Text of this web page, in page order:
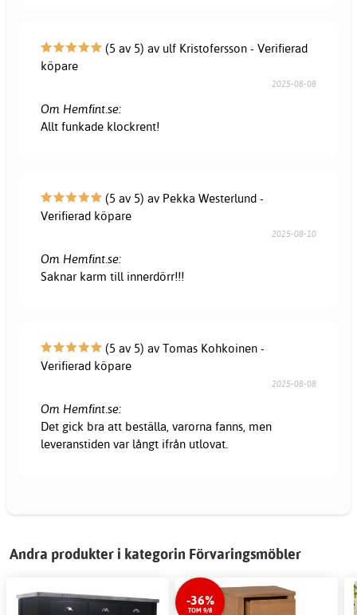
(5 av 5) av ulf Kristofersson - Verifierad
köpare
2025-08-08
Om Hemfint.se:
Allt funkade klockrent!
(5 av 5) av Pekka Westerlund -
Verifierad köpare
2025-08-10
Om Hemfint.se:
Saknar karm till innerdörr!!!
(5 av 5) av Tomas Kohkoinen -
Verifierad köpare
2025-08-08
Om Hemfint.se:
Det gick bra att beställa, varorna fanns, men
leveranstiden var långt ifrån utlovat.
Andra produkter i kategorin Förvaringsmöbler
-36%
TOM 9/8